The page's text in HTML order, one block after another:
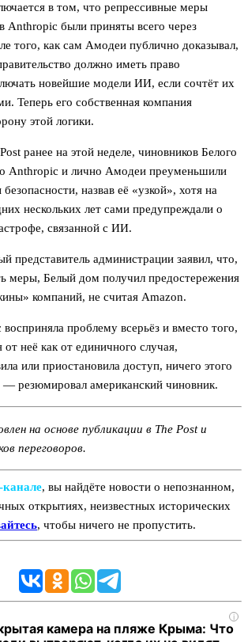
в том, что репрессивные меры
Anthropic были приняты всего через
того, как сам Амодеи публично доказывал,
должно иметь право
новейшие модели ИИ, если сочтёт их
Теперь его собственная компания
этой логики.
ранее на этой неделе, чиновников Белого
Anthropic и лично Амодеи преуменьшили
назвав её «узкой», хотя на
нескольких лет сами предупреждали о
связанной с ИИ.
представитель администрации заявил, что,
меры, Белый дом получил предостережения
компаний, не считая Amazon.
проблему всерьёз и вместо того,
неё как от единичного случая,
или приостановила доступ, ничего этого
резюмировал американский чиновник.
на основе публикации в The Post и
переговоров.
, вы найдёте новости о непознанном,
открытиях, неизвестных исторических
, чтобы ничего не пропустить.
i
камера на пляже Крыма: Что